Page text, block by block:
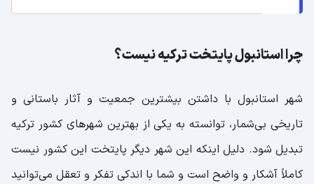
چرا استانبول پایتخت ترکیه نیست؟
شهر استانبول با داشتن بیشترین جمعیت و آثار باستانی و
تاریخی بی‌شمار، توانسته به یکی از بهترین شهرهای کشور ترکیه
تبدیل شود. دلیل اینکه این شهر دیگر پایتخت این کشور نیست
کاملاً آشکار و واضح است و شما با اندکی تفکر و تعقل می‌توانید